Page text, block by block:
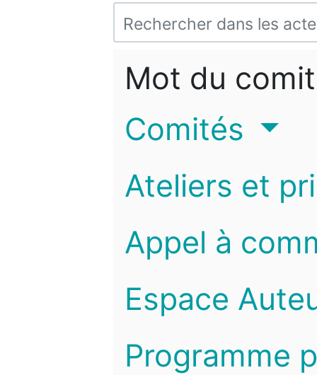
Mot du
Comités
Ateliers et
Appel à
Espace
Programme